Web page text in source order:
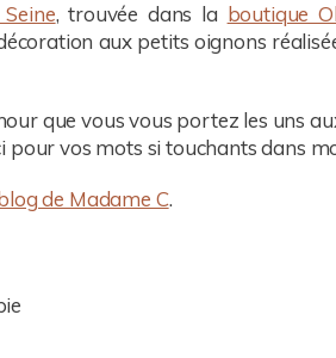
, trouvée dans la boutique
aux petits oignons
que vous vous portez les uns
pour vos mots si touchants dans
de Madame C.